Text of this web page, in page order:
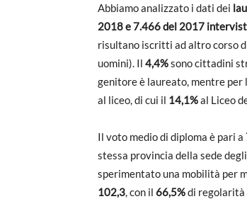
Abbiamo analizzato i dati dei
2018 e 7.466 del 2017
risultano iscritti ad altro corso
uomini). Il 4,4%sono cittadini
genitore è laureato, mentre per
al liceo, di cui il 14,1%al Liceo
Il voto medio di diploma è pari a
stessa provincia della sede
sperimentato una mobilità per
102,3 , con il 66,5%di regolarità